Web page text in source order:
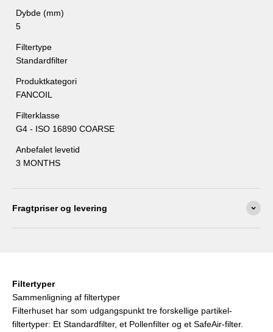
Dybde (mm)
5
Filtertype
Standardfilter
Produktkategori
FANCOIL
Filterklasse
G4 - ISO 16890 COARSE
Anbefalet levetid
3 MONTHS
Fragtpriser og levering
Filtertyper
Sammenligning af filtertyper
Filterhuset har som udgangspunkt tre forskellige partikel-
filtertyper: Et Standardfilter, et Pollenfilter og et SafeAir-filter.